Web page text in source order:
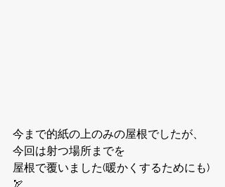
今まで的紙の上のみの屋根でしたが、
今回は射つ場所までを
屋根で覆いました(暖かくするためにも)